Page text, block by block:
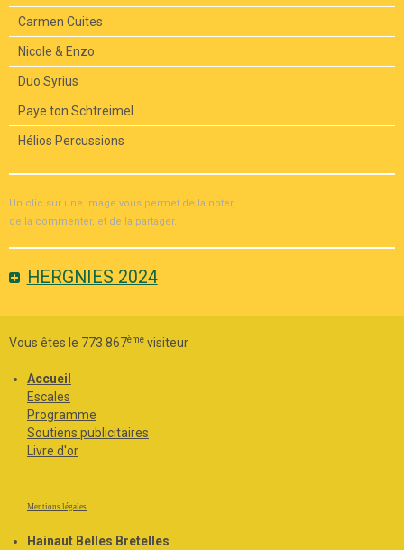
Carmen Cuites
Nicole & Enzo
Duo Syrius
Paye ton Schtreimel
Hélios Percussions
Un clic sur une image vous permet de la noter,
de la commenter, et de la partager.
HERGNIES 2024
Vous êtes le 773 867ème visiteur
Accueil
Escales
Programme
Soutiens publicitaires
Livre d'or
Mentions légales
Hainaut Belles Bretelles